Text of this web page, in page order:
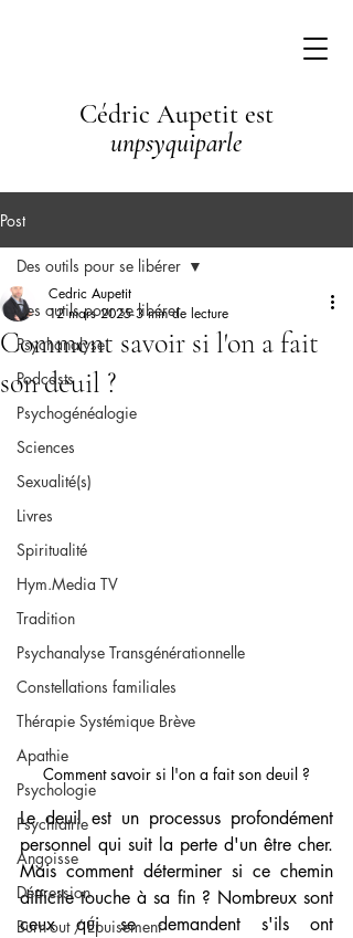
Cédric Aupetit est
unpsyquiparle
Post
Des outils pour se libérer
Psychanalyse
Podcasts
Psychogénéalogie
Sciences
Sexualité(s)
Livres
Spiritualité
Hym.Media TV
Tradition
Psychanalyse Transgénérationnelle
Constellations familiales
Thérapie Systémique Brève
Apathie
Psychologie
Psychiatrie
Angoisse
Dépression
Burn-out / Épuisement
Des outils pour se libérer
Comment savoir si l'on a fait
son deuil ?
Cedric Aupetit
12 mars 2025 3 min de lecture
Comment savoir si l'on a fait son deuil ?
Le deuil est un processus profondément
personnel qui suit la perte d'un être cher.
Mais comment déterminer si ce chemin
difficile touche à sa fin ? Nombreux sont
ceux qui se demandent s'ils ont